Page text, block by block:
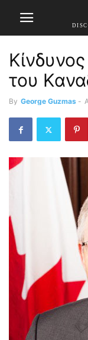
του
By George Guzmas -